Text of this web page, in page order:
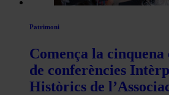
Patrimoni
Comença la
de conferències
Històrics de